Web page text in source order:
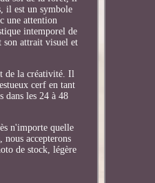
il est un symbole
une attention
intemporel de
son attrait visuel et
de la créativité. Il
cerf en tant
dans les 24 à 48
n'importe quelle
nous accepterons
de stock, légère